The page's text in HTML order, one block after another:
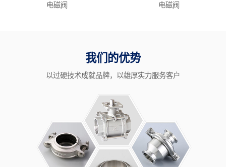
电磁阀 电磁阀
我们的优势
以过硬技术成就品牌，以雄厚实力服务客户